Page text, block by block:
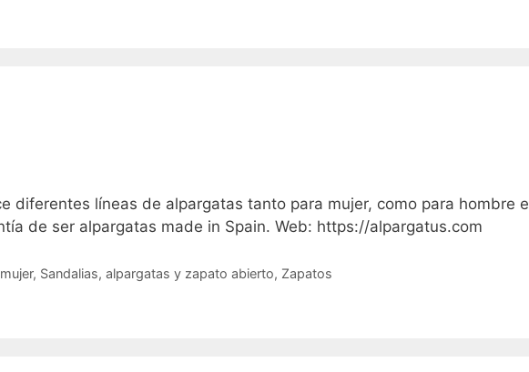
diferentes líneas de alpargatas tanto para mujer, como para hombre e
de ser alpargatas made in Spain. Web: https://alpargatus.com
, Sandalias, alpargatas y zapato abierto, Zapatos